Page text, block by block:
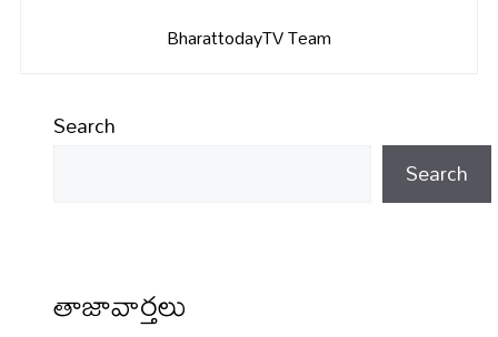
BharattodayTV Team
Search
Search
తాజావార్తలు